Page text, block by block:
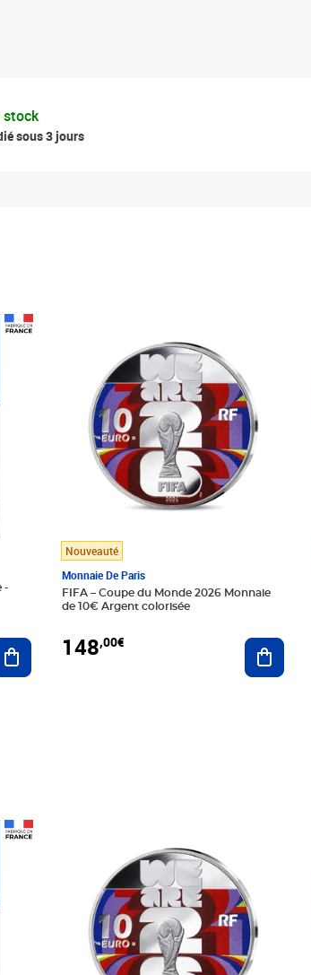
stock
sous 3 jours
-
Ajouter au panier
Nouveauté
Monnaie De Paris
FIFA – Coupe du Monde 2026 Monnaie
de 10€ Argent colorisée
148,00€